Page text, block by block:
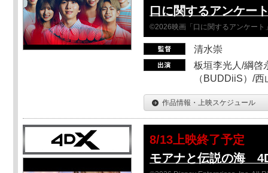
口に関するアンケー
©2026映画「口に関するアンケート
清水崇
板垣李光人/綱啓
（BUDDiiS）/
作品情報・上映スケジュール
8/13上映終了予定
モアナと伝説の海